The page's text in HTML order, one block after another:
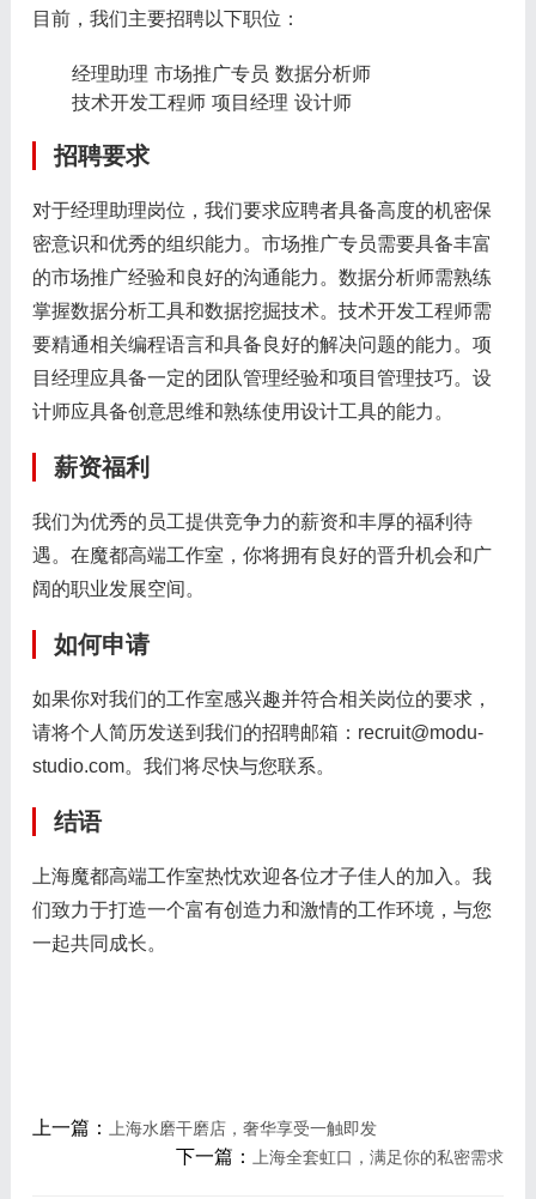
目前，我们主要招聘以下职位：
经理助理 市场推广专员 数据分析师
技术开发工程师 项目经理 设计师
招聘要求
对于经理助理岗位，我们要求应聘者具备高度的机密保
密意识和优秀的组织能力。市场推广专员需要具备丰富
的市场推广经验和良好的沟通能力。数据分析师需熟练
掌握数据分析工具和数据挖掘技术。技术开发工程师需
要精通相关编程语言和具备良好的解决问题的能力。项
目经理应具备一定的团队管理经验和项目管理技巧。设
计师应具备创意思维和熟练使用设计工具的能力。
薪资福利
我们为优秀的员工提供竞争力的薪资和丰厚的福利待
遇。在魔都高端工作室，你将拥有良好的晋升机会和广
阔的职业发展空间。
如何申请
如果你对我们的工作室感兴趣并符合相关岗位的要求，
请将个人简历发送到我们的招聘邮箱：recruit@modu-
studio.com。我们将尽快与您联系。
结语
上海魔都高端工作室热忱欢迎各位才子佳人的加入。我
们致力于打造一个富有创造力和激情的工作环境，与您
一起共同成长。
上一篇： 上海水磨干磨店，奢华享受一触即发
下一篇： 上海全套虹口，满足你的私密需求